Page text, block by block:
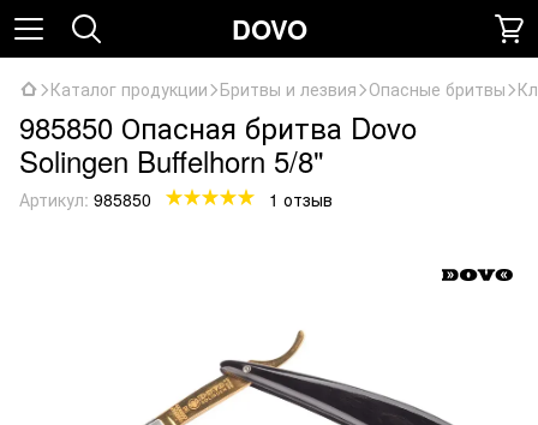
DOVO
Каталог продукции Бритвы и лезвия Опасные бритвы
985850 Опасная бритва Dovo
Solingen Buffelhorn 5/8"
Артикул: 985850 1 отзыв